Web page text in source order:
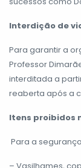
Interdição de
Para garantir a
Professor
interditada a
reaberta após a
Itens proibidos
Para a
– Vasilhames,